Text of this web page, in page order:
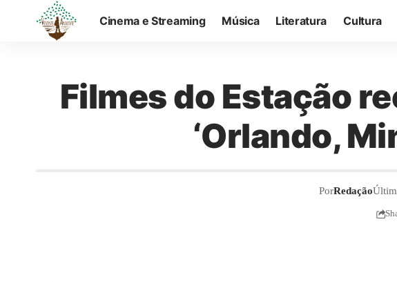
Cinema e Streaming Música Literatura Cultura
Filmes do Estação
‘Orlando,
PorRedação